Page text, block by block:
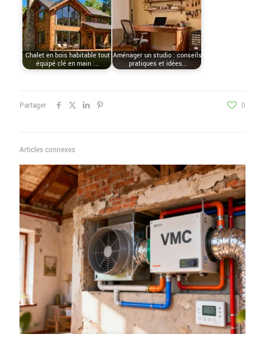
Chalet en bois habitable tout
équipé clé en main :…
Aménager un studio : conseils
pratiques et idées…
Partager 0
Articles connexes